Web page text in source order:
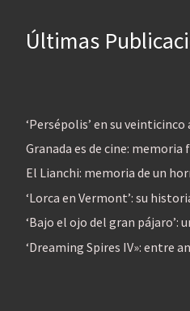
Últimas
‘Persépolis’ en su
Granada es de cine:
El Lianchi: memoria de un
‘Lorca en Vermont’: su
‘Bajo el ojo del gran pájaro’:
‘Dreaming Spires IV»: entre